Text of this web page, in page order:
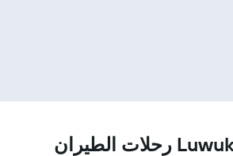
مطار Luwuk (LUW) رحلات الطيران